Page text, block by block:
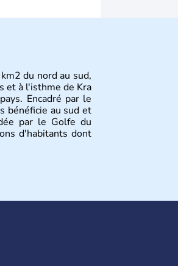
du nord au sud,
et à l'isthme de Kra
Encadré par le
bénéficie au sud et
par le Golfe du
d'habitants dont